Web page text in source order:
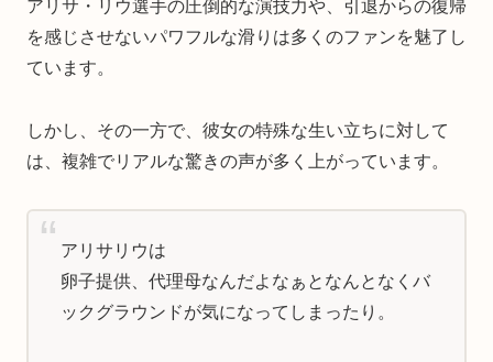
アリサ・リウ選手の圧倒的な演技力や、引退からの復帰
を感じさせないパワフルな滑りは多くのファンを魅了し
ています。
しかし、その一方で、彼女の特殊な生い立ちに対して
は、複雑でリアルな驚きの声が多く上がっています。
アリサリウは
卵子提供、代理母なんだよなぁとなんとなくバ
ックグラウンドが気になってしまったり。